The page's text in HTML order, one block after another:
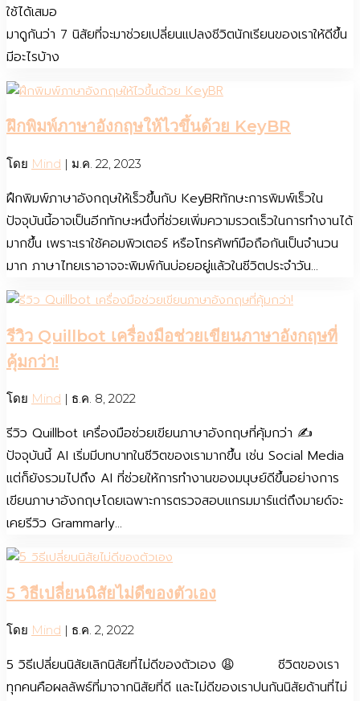
ใช้ได้เสมอ
มาดูกันว่า 7 นิสัยที่จะมาช่วยเปลี่ยนแปลงชีวิตนักเรียนของเราให้ดีขึ้น
มีอะไรบ้าง
ฝึกพิมพ์ภาษาอังกฤษให้ไวขึ้นด้วย KeyBR
โดย Mind | ม.ค. 22, 2023
ฝึกพิมพ์ภาษาอังกฤษให้เร็วขึ้นกับ KeyBRทักษะการพิมพ์เร็วใน
ปัจจุบันนี้อาจเป็นอีกทักษะหนึ่งที่ช่วยเพิ่มความรวดเร็วในการทำงานได้
มากขึ้น เพราะเราใช้คอมพิวเตอร์ หรือโทรศัพท์มือถือกันเป็นจำนวน
มาก ภาษาไทยเราอาจจะพิมพ์กันบ่อยอยู่แล้วในชีวิตประจำวัน...
รีวิว Quillbot เครื่องมือช่วยเขียนภาษาอังกฤษที่
คุ้มกว่า!
โดย Mind | ธ.ค. 8, 2022
รีวิว Quillbot เครื่องมือช่วยเขียนภาษาอังกฤษที่คุ้มกว่า ✍️
ปัจจุบันนี้ AI เริ่มมีบทบาทในชีวิตของเรามากขึ้น เช่น Social Media
แต่ก็ยังรวมไปถึง AI ที่ช่วยให้การทำงานของมนุษย์ดีขึ้นอย่างการ
เขียนภาษาอังกฤษโดยเฉพาะการตรวจสอบแกรมมาร์แต่ถึงมายด์จะ
เคยรีวิว Grammarly...
5 วิธีเปลี่ยนนิสัยไม่ดีของตัวเอง
โดย Mind | ธ.ค. 2, 2022
5 วิธีเปลี่ยนนิสัยเลิกนิสัยที่ไม่ดีของตัวเอง 😩 ชีวิตของเรา
ทุกคนคือผลลัพธ์ที่มาจากนิสัยที่ดี และไม่ดีของเราปนกันนิสัยด้านที่ไม่